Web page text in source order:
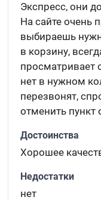
Экспресс, они
На сайте очень
выбираешь
в корзину,
просматривает
нет в нужном
перезвонят,
отменить пункт
Достоинства
Хорошее
Недостатки
нет